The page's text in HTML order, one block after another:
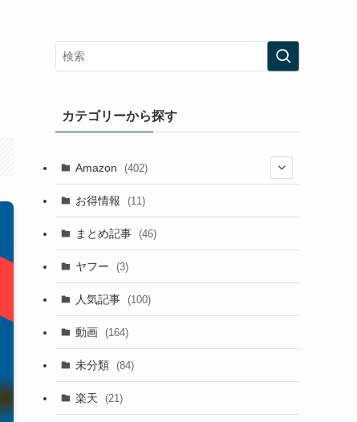
カテゴリーから探す
Amazon (402)
(105)
(186)
お得情報 (11)
まとめ記事 (46)
ヤフー (3)
人気記事 (100)
動画 (164)
未分類 (84)
楽天 (21)